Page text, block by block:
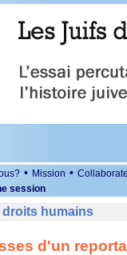
• Mission •
session
humains
d'un